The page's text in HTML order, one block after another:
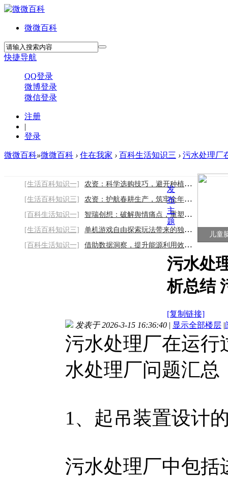
微微百科
快捷导航
QQ登录
微博登录
微信登录
注册
|
登录
微微百科»微微百科 › 住在我家 › 百科生活知识三 › 污水处理厂
[生活百科知识一]
农资：科学选购技巧，避开种植采购误区
[生活百科知识三]
农资：护航春耕生产，筑牢全年丰收根基
[百科生活知识一]
智瑞创想：破解舆情痛点，重塑行业服务新标
[生活百科知识三]
单机游戏自由探索玩法带来的独特游玩乐趣
[百科生活知识一]
借助数据洞察，提升能源利用效能2026/8/9
儿童
发
布
主
题
污水处
析总结
[复制链接]
发表于 2026-3-15 16:36:40 | 显示全部楼层 |
污水处理厂在运行
水处理厂问题汇总
1、起吊装置设计
污水处理厂中包括